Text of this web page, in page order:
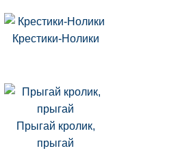
Крестики-Нолики
Прыгай кролик,
прыгай